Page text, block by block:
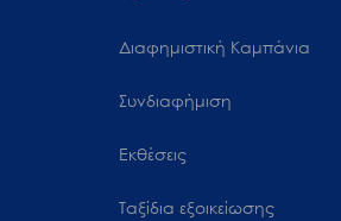
Διαφημιστική Καμπάνια
Συνδιαφήμιση
Εκθέσεις
Ταξίδια εξοικείωσης